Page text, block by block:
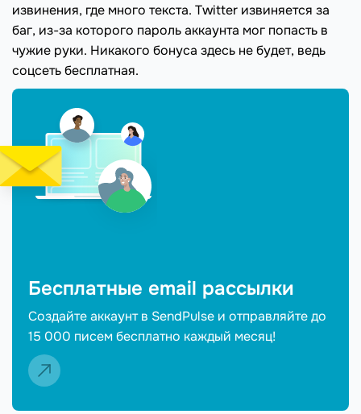
извинения, где много текста. Twitter извиняется за
баг, из-за которого пароль аккаунта мог попасть в
чужие руки. Никакого бонуса здесь не будет, ведь
соцсеть бесплатная.
Бесплатные email рассылки
Создайте аккаунт в SendPulse и отправляйте до
15 000 писем бесплатно каждый месяц!